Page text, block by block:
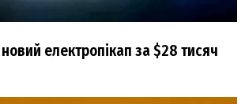
електропікап за $28 тисяч